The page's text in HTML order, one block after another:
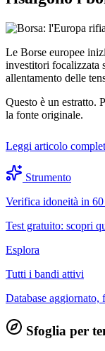
Le Borse europee
investitori focalizzata
allentamento delle
Questo è un estratto.
la fonte originale.
Leggi articolo
Strumento
Verifica idoneità in 60
Test gratuito: scopri
Esplora
Tutti i bandi attivi
Database aggiornato,
Sfoglia per